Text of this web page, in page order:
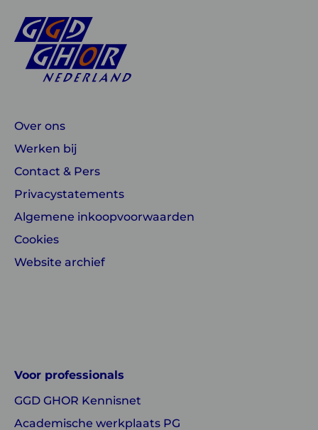
Over ons
Werken bij
Contact & Pers
Privacystatements
Algemene inkoopvoorwaarden
Cookies
Website archief
GHOR
Nederland
GHOR
Nederland
Voor professionals
GGD GHOR Kennisnet
Academische werkplaats PG